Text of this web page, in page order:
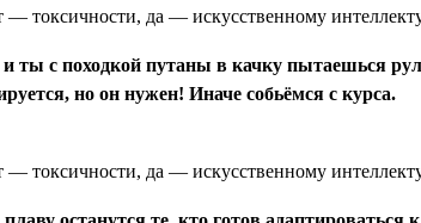
ты с походкой путаны в качку пытаешься
но он нужен! Иначе собьёмся с курса.